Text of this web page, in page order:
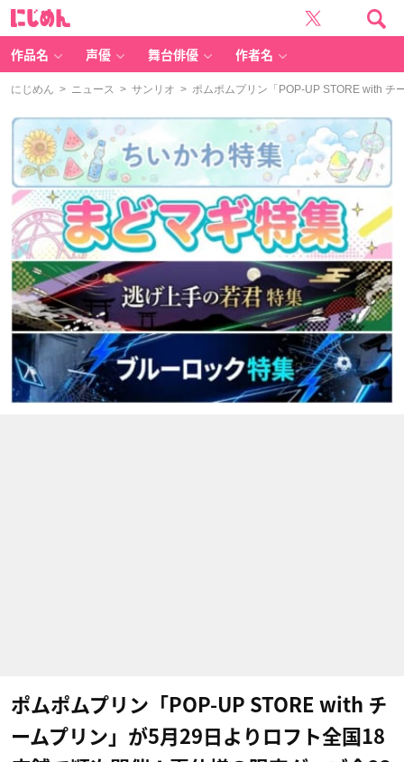
作品名 声優 舞台俳優 作者名
にじめん > ニュース > サンリオ > ポムポムプリン「POP-UP STORE with チ
ポムポムプリン「POP-UP STORE with チ
ームプリン」が5月29日よりロフト全国18